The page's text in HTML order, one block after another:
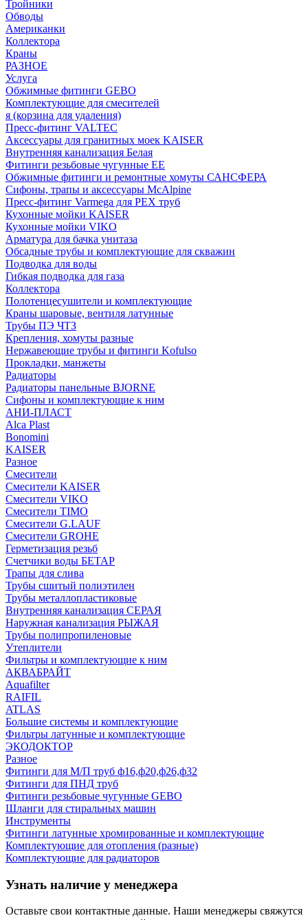
Тройники
Обводы
Американки
Коллектора
Краны
РАЗНОЕ
Услуга
Обжимные фитинги GEBO
Комплектующие для смесителей
я (корзина для удаления)
Пресс-фитинг VALTEC
Аксессуары для гранитных моек KAISER
Внутренняя канализация Белая
Фитинги резьбовые чугунные EE
Обжимные фитинги и ремонтные хомуты САНСФЕРА
Сифоны, трапы и аксессуары McAlpine
Пресс-фитинг Varmega для PEX труб
Кухонные мойки KAISER
Кухонные мойки VIKO
Арматура для бачка унитаза
Обсадные трубы и комплектующие для скважин
Подводка для воды
Гибкая подводка для газа
Коллектора
Полотенцесушители и комплектующие
Краны шаровые, вентиля латунные
Трубы ПЭ ЧТЗ
Крепления, хомуты разные
Нержавеющие трубы и фитинги Kofulso
Прокладки, манжеты
Радиаторы
Радиаторы панельные BJORNE
Сифоны и комплектующие к ним
АНИ-ПЛАСТ
Alca Plast
Bonomini
KAISER
Разное
Смесители
Смесители KAISER
Смесители VIKO
Смесители TIMO
Смесители G.LAUF
Смесители GROHE
Герметизация резьб
Счетчики воды БЕТАР
Трапы для слива
Трубы сшитый полиэтилен
Трубы металлопластиковые
Внутренняя канализация СЕРАЯ
Наружная канализация РЫЖАЯ
Трубы полипропиленовые
Утеплители
Фильтры и комплектующие к ним
АКВАБРАЙТ
Aquafilter
RAIFIL
ATLAS
Большие системы и комплектующие
Фильтры латунные и комплектующие
ЭКОДОКТОР
Разное
Фитинги для М/П труб ф16,ф20,ф26,ф32
Фитинги для ПНД труб
Фитинги резьбовые чугунные GEBO
Шланги для стиральных машин
Инструменты
Фитинги латунные хромированные и комплектующие
Комплектующие для отопления (разные)
Комплектующие для радиаторов
Узнать наличие у менеджера
Оставьте свои контактные данные. Наши менеджеры свяжутся